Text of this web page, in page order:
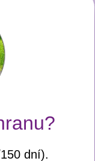
dní).